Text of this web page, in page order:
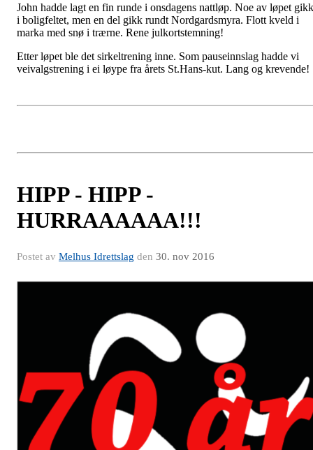
John hadde lagt en fin runde i onsdagens nattløp. Noe av løpet gikk
i boligfeltet, men en del gikk rundt Nordgardsmyra. Flott kveld i
marka med snø i trærne. Rene julkortstemning!
Etter løpet ble det sirkeltrening inne. Som pauseinnslag hadde vi
veivalgstrening i ei løype fra årets St.Hans-kut. Lang og krevende!
HIPP - HIPP -
HURRAAAAAA!!!
Postet av Melhus Idrettslag den 30. nov 2016